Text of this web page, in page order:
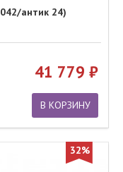
антик 24)
41 779
В КОРЗИНУ
32%